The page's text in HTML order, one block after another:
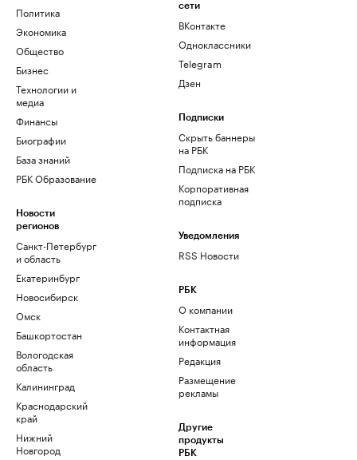
Политика
Экономика
Общество
Бизнес
Технологии и
медиа
Финансы
Биографии
База знаний
РБК Образование
Новости
регионов
Санкт-Петербург
и область
Екатеринбург
Новосибирск
Омск
Башкортостан
Вологодская
область
Калининград
Краснодарский
край
Нижний
Новгород
сети
ВКонтакте
Одноклассники
Telegram
Дзен
Подписки
Скрыть баннеры
на РБК
Подписка на РБК
Корпоративная
подписка
Уведомления
RSS Новости
РБК
О компании
Контактная
информация
Редакция
Размещение
рекламы
Другие
продукты
РБК